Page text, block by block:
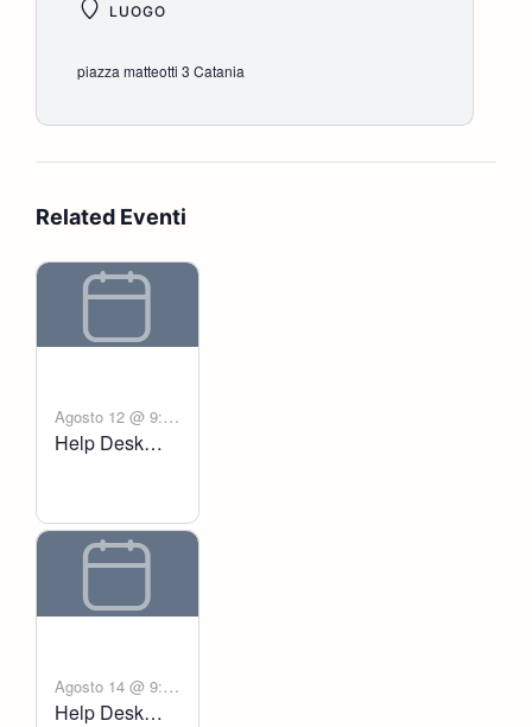
LUOGO
piazza matteotti 3 Catania
Related Eventi
Agosto 12 @ 9:00
am - 6:00 pm
Help Desk
Agosto 14 @ 9:00
am - 6:00 pm
Help Desk